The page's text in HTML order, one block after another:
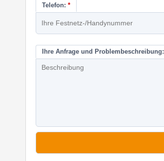
Telefon: *
Ihre Anfrage und Problembeschreibung: